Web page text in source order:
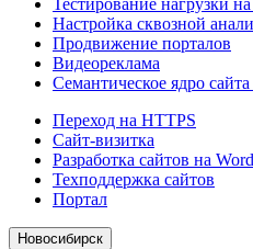
Тестирование нагрузки
Настройка сквозной
Продвижение порталов
Видеореклама
Семантическое ядро
Переход на HTTPS
Сайт-визитка
Разработка сайтов на
Техподдержка сайтов
Портал
Новосибирск